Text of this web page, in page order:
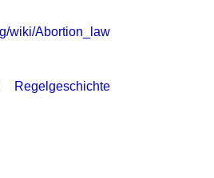
wiki/Abortion_law
Regelgeschichte